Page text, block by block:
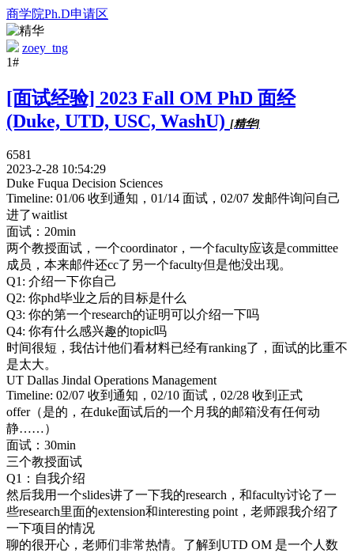
商学院Ph.D申请区
zoey_tng
1#
[面试经验] 2023 Fall OM PhD 面经
(Duke, UTD, USC, WashU) [精华]
6581
2023-2-28 10:54:29
Duke Fuqua Decision Sciences
Timeline: 01/06 收到通知，01/14 面试，02/07 发邮件询问自己
进了waitlist
面试：20min
两个教授面试，一个coordinator，一个faculty应该是committee
成员，本来邮件还cc了另一个faculty但是他没出现。
Q1: 介绍一下你自己
Q2: 你phd毕业之后的目标是什么
Q3: 你的第一个research的证明可以介绍一下吗
Q4: 你有什么感兴趣的topic吗
时间很短，我估计他们看材料已经有ranking了，面试的比重不
是太大。
UT Dallas Jindal Operations Management
Timeline: 02/07 收到通知，02/10 面试，02/28 收到正式
offer（是的，在duke面试后的一个月我的邮箱没有任何动
静……）
面试：30min
三个教授面试
Q1：自我介绍
然后我用一个slides讲了一下我的research，和faculty讨论了一
些research里面的extension和interesting point，老师跟我介绍了
一下项目的情况
聊的很开心，老师们非常热情。了解到UTD OM 是一个人数